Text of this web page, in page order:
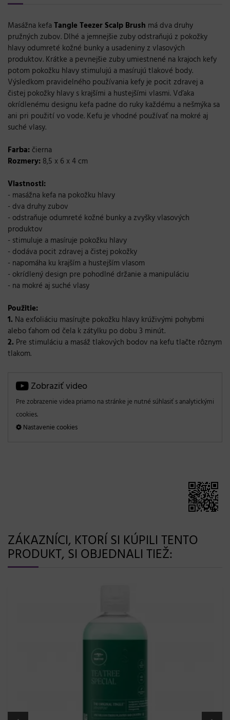
Masážna kefaTangle Teezer Scalp Brush má dva druhy
pružných zubov. Dlhé a jemnejšie zuby odstraňujú z pokožky
hlavy odumreté kožné bunky a usadeniny z vlasových
produktov. Krátke a pevnejšie zuby umiestnené na krajoch kefy
potom pokožku hlavy stimulujú a masírujú tlakové body.
Výsledkom pravidelného používania kefy je pocit zdravej a
čistej pokožky hlavy s krajšími a hustejšími vlasmi. Vďaka
okrídlenému designu kefa padne do ruky každému a nešmýka sa
ani pri použití vo vode. Kefu je vhodné používať na mokré aj
suché vlasy.
Farba: čierna
Rozmery: 8,5 x 6 x 4 cm
Vlastnosti:
- masážna kefa na pokožku hlavy
- dva druhy zubov
- odstraňuje odumreté kožné bunky a zvyšky vlasových
produktov
- stimuluje a masíruje pokožku hlavy
- dodáva pocit zdravej a čistej pokožky
- napomáha ku krajším a hustejším vlasom
- okrídlený design pre pohodlné držanie a manipuláciu
- na mokré aj suché vlasy
Použitie:
1. Na exfoliáciu masírujte pokožku hlavy krúživými pohybmi
alebo ťahom od čela k zátylku po dobu 3 minút.
2. Pre stimuláciu a masáž tlakových bodov na kefu tlačte rôznym
tlakom.
Zobraziť video
Pre zobrazenie videa priamo na stránke je nutné súhlasiť s analytickými
cookies.
Nastavenie cookies
ZÁKAZNÍCI, KTORÍ SI KÚPILI TENTO
PRODUKT, SI OBJEDNALI TIEŽ: